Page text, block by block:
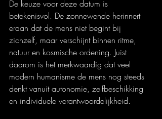
De keuze voor deze datum is
betekenisvol. De zonnewende herinnert
eraan dat de mens niet begint bij
zichzelf, maar verschijnt binnen ritme,
natuur en kosmische ordening. Juist
daarom is het merkwaardig dat veel
modern humanisme de mens nog steeds
denkt vanuit autonomie, zelfbeschikking
en individuele verantwoordelijkheid.